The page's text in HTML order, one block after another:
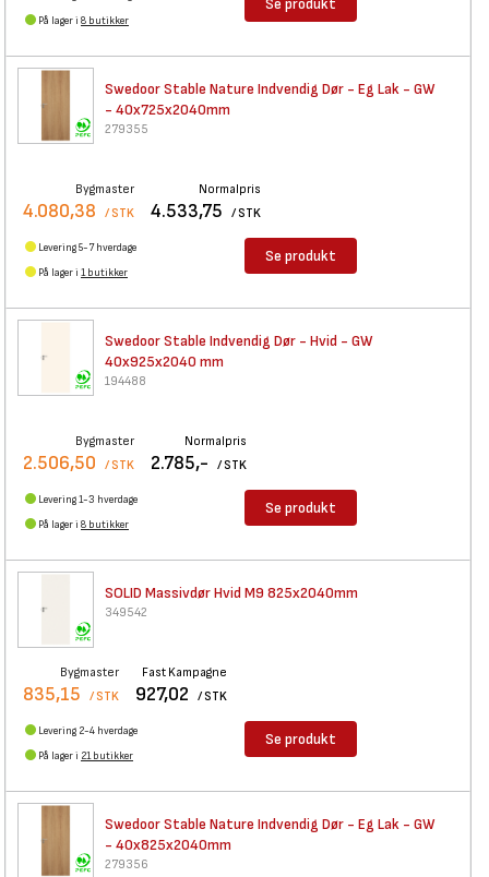
På lager i 8 butikker
Se produkt
Swedoor Stable Nature Indvendig Dør - Eg Lak - GW
- 40x725x2040mm
279355
Bygmaster
4.080,38 / STK
Normalpris
4.533,75 / STK
Levering 5-7 hverdage
På lager i 1 butikker
Se produkt
Swedoor Stable Indvendig Dør - Hvid - GW
40x925x2040 mm
194488
Bygmaster
2.506,50 / STK
Normalpris
2.785,- / STK
Levering 1-3 hverdage
På lager i 8 butikker
Se produkt
SOLID Massivdør Hvid M9 825x2040mm
349542
Bygmaster
835,15 / STK
Fast Kampagne
927,02 / STK
Levering 2-4 hverdage
På lager i 21 butikker
Se produkt
Swedoor Stable Nature Indvendig Dør - Eg Lak - GW
- 40x825x2040mm
279356